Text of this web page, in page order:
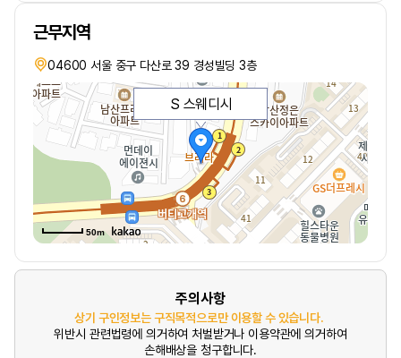
근무지역
04600 서울 중구 다산로 39 경성빌딩 3층
S 스웨디시
50m
주의사항
상기 구인정보는 구직목적으로만 이용할 수 있습니다.
위반시 관련법령에 의거하여 처벌받거나 이용약관에 의거하여
손해배상을 청구합니다.